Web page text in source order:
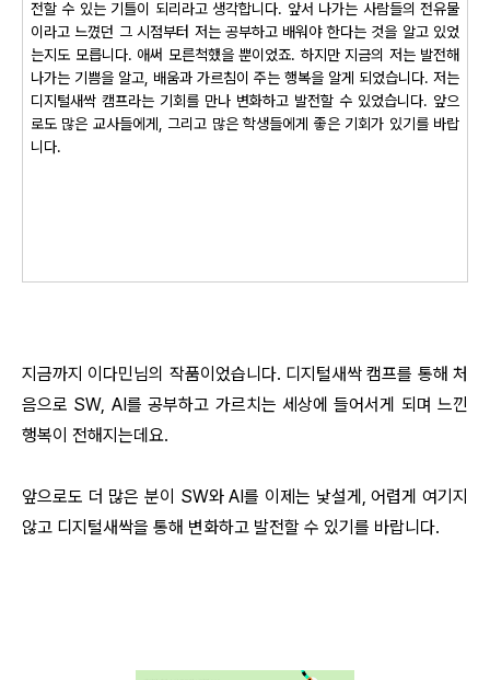
전할 수 있는 기틀이 되리라고 생각합니다. 앞서 나가는 사람들의 전유물
이라고 느꼈던 그 시점부터 저는 공부하고 배워야 한다는 것을 알고 있었
는지도 모릅니다. 애써 모른척했을 뿐이었죠. 하지만 지금의 저는 발전해
나가는 기쁨을 알고, 배움과 가르침이 주는 행복을 알게 되었습니다. 저는
디지털새싹 캠프라는 기회를 만나 변화하고 발전할 수 있었습니다. 앞으
로도 많은 교사들에게, 그리고 많은 학생들에게 좋은 기회가 있기를 바랍
니다.
지금까지 이다민님의 작품이었습니다. 디지털새싹 캠프를 통해 처
음으로 SW, AI를 공부하고 가르치는 세상에 들어서게 되며 느낀
행복이 전해지는데요.
앞으로도 더 많은 분이 SW와 AI를 이제는 낯설게, 어렵게 여기지
않고 디지털새싹을 통해 변화하고 발전할 수 있기를 바랍니다.